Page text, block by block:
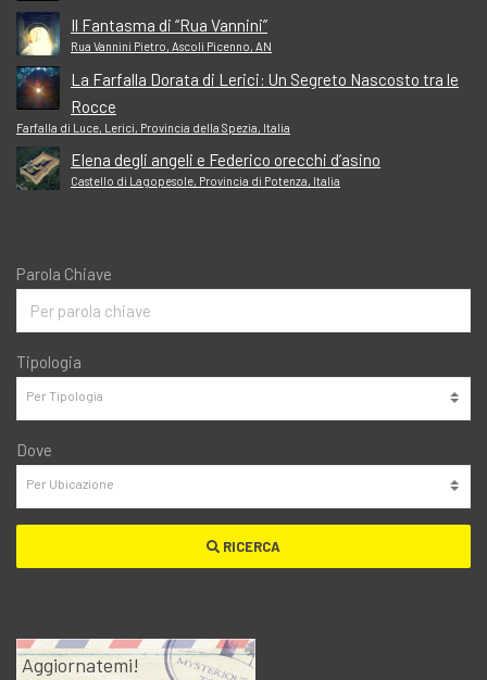
Il Fantasma di “Rua Vannini”
Rua Vannini Pietro, Ascoli Picenno, AN
La Farfalla Dorata di Lerici: Un Segreto Nascosto tra le
Rocce
Farfalla di Luce, Lerici, Provincia della Spezia, Italia
Elena degli angeli e Federico orecchi d’asino
Castello di Lagopesole, Provincia di Potenza, Italia
Parola Chiave
Tipologia
Dove
RICERCA
Aggiornatemi!